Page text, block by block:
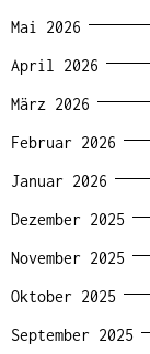
Mai 2026
April 2026
März 2026
Februar 2026
Januar 2026
Dezember 2025
November 2025
Oktober 2025
September 2025